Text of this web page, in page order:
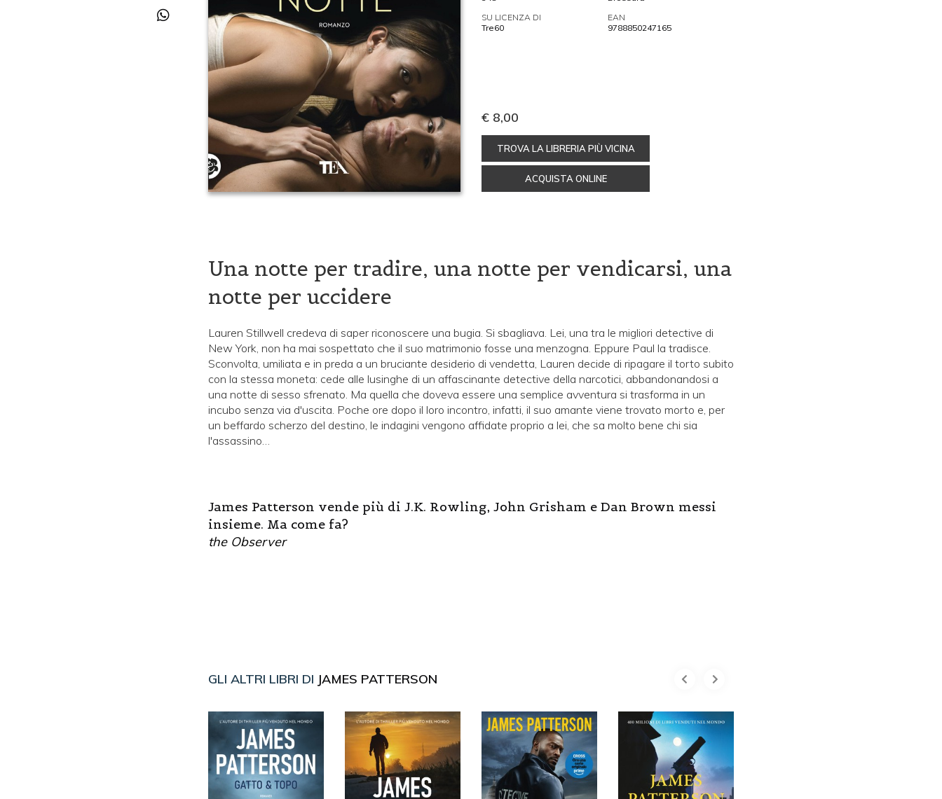
€ 8,00
TROVA LA LIBRERIA PIÙ VICINA
ACQUISTA ONLINE
SU LICENZA DI
Tre60
EAN
9788850247165
Una notte per tradire, una notte per vendicarsi, una
notte per uccidere
Lauren Stillwell credeva di saper riconoscere una bugia. Si sbagliava. Lei, una tra le migliori detective di
New York, non ha mai sospettato che il suo matrimonio fosse una menzogna. Eppure Paul la tradisce.
Sconvolta, umiliata e in preda a un bruciante desiderio di vendetta, Lauren decide di ripagare il torto subito
con la stessa moneta: cede alle lusinghe di un affascinante detective della narcotici, abbandonandosi a
una notte di sesso sfrenato. Ma quella che doveva essere una semplice avventura si trasforma in un
incubo senza via d'uscita. Poche ore dopo il loro incontro, infatti, il suo amante viene trovato morto e, per
un beffardo scherzo del destino, le indagini vengono affidate proprio a lei, che sa molto bene chi sia
l'assassino…
James Patterson vende più di J.K. Rowling, John Grisham e Dan Brown messi
insieme. Ma come fa?
the Observer
GLI ALTRI LIBRI DI JAMES PATTERSON